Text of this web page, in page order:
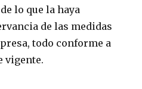
lo que la haya
de las medidas
todo conforme a
vigente.